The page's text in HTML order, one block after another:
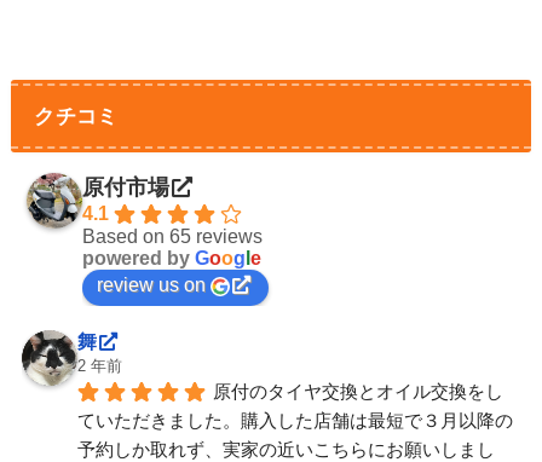
クチコミ
原付市場
4.1
Based on 65 reviews
powered by Goog e
review us on
舞
2 年前
原付のタイヤ交換とオイル交換をし
ていただきました。購入した店舗は最短で３月以降の
予約しか取れず、実家の近いこちらにお願いしまし